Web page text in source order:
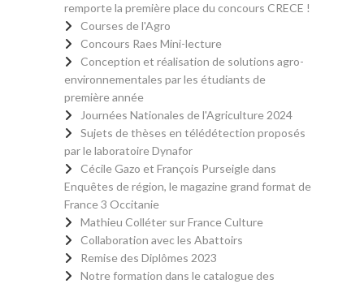
remporte la première place du concours CRECE !
Courses de l'Agro
Concours Raes Mini-lecture
Conception et réalisation de solutions agro-
environnementales par les étudiants de
première année
Journées Nationales de l'Agriculture 2024
Sujets de thèses en télédétection proposés
par le laboratoire Dynafor
Cécile Gazo et François Purseigle dans
Enquêtes de région, le magazine grand format de
France 3 Occitanie
Mathieu Colléter sur France Culture
Collaboration avec les Abattoirs
Remise des Diplômes 2023
Notre formation dans le catalogue des